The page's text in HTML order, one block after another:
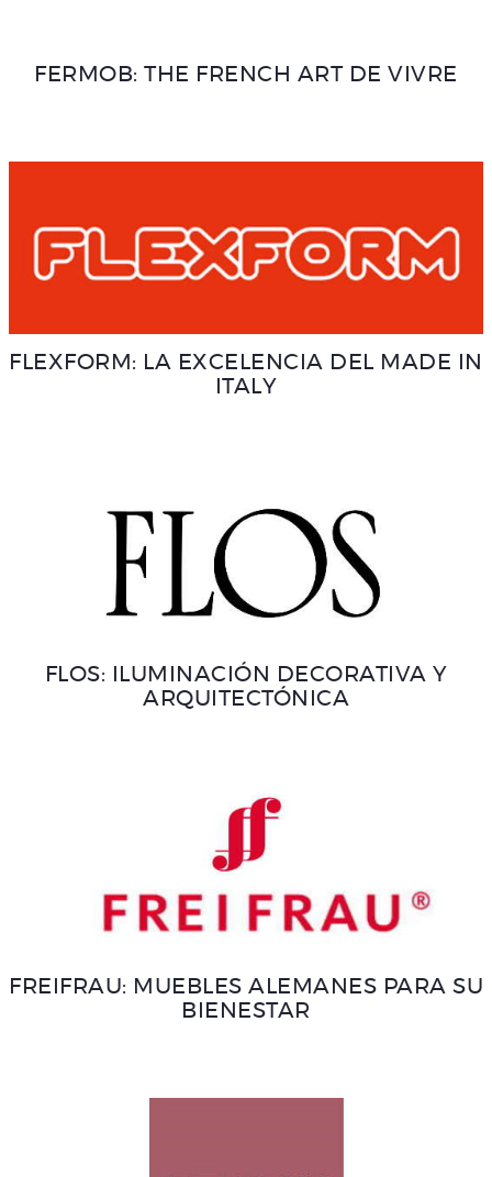
FERMOB: THE FRENCH ART DE VIVRE
FLEXFORM: LA EXCELENCIA DEL MADE IN
ITALY
FLOS: ILUMINACIÓN DECORATIVA Y
ARQUITECTÓNICA
FREIFRAU: MUEBLES ALEMANES PARA SU
BIENESTAR